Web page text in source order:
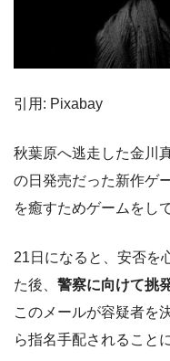
引用: Pixabay
秋葉原へ逃走した金川
の日発売だった新作ゲ
を癒すためゲームをし
21日になると、安否を
た後、 警察に向けて挑
このメールが容疑者を
ら指名手配されること